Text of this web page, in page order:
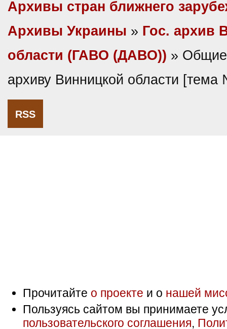
Архивы стран ближнего
Архивы Украины » Гос. архив
области (ГАВО (ДАВО)) »
архиву Винницкой области
RSS
Прочитайте о проекте и о нашей
Пользуясь сайтом вы принимаете
пользовательского соглашения,